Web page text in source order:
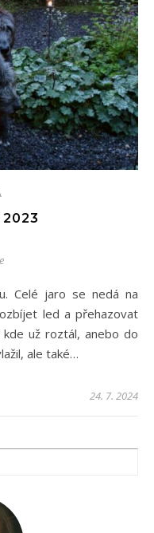
2023
led a přehazovat
už roztál, anebo do
ale také…
24. 7. 2024